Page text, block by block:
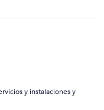
y instalaciones y